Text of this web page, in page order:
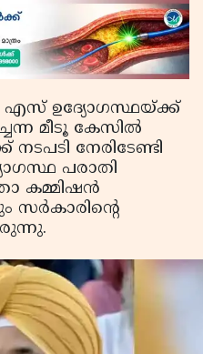
ഉദ്യോഗസ്ഥയ്ക്ക്
മീടൂ കേസില്‍
നേരിടേണ്ടി
പരാതി
കമ്മിഷന്‍
സര്‍കാരിന്റെ